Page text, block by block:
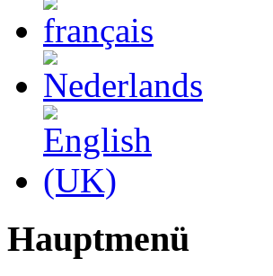
Hauptmenü